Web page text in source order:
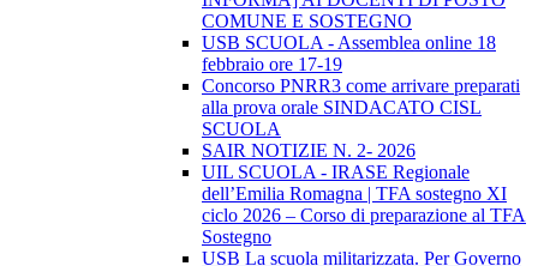
COMUNE E SOSTEGNO
USB SCUOLA - Assemblea online 18
febbraio ore 17-19
Concorso PNRR3 come arrivare preparati
alla prova orale SINDACATO CISL
SCUOLA
SAIR NOTIZIE N. 2- 2026
UIL SCUOLA - IRASE Regionale
dell’Emilia Romagna | TFA sostegno XI
ciclo 2026 – Corso di preparazione al TFA
Sostegno
USB La scuola militarizzata. Per Governo